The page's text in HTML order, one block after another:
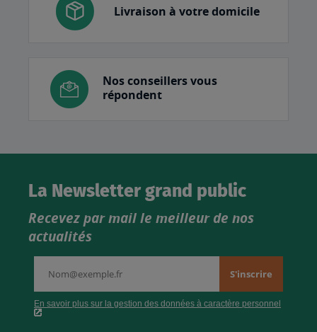
Livraison à votre domicile
Nos conseillers vous
répondent
La Newsletter grand public
Recevez par mail le meilleur de nos
actualités